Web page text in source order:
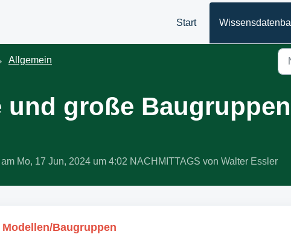
Start
Allgemein
und große
Mo, 17 Jun, 2024 um 4:02 NACHMITTAGS von Walter Essler
Baugruppen